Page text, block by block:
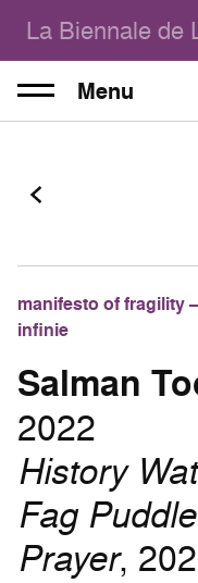
La Biennale de
Menu
manifesto of fragility
infinie
Salman
2022
History
Fag
Prayer,